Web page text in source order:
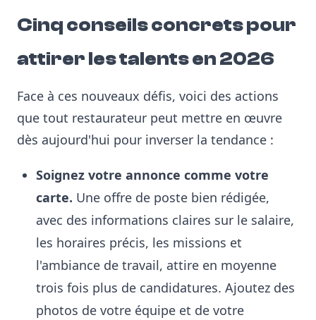
Cinq conseils concrets pour
attirer les talents en 2026
Face à ces nouveaux défis, voici des actions
que tout restaurateur peut mettre en œuvre
dès aujourd'hui pour inverser la tendance :
Soignez votre annonce comme votre
carte. Une offre de poste bien rédigée,
avec des informations claires sur le salaire,
les horaires précis, les missions et
l'ambiance de travail, attire en moyenne
trois fois plus de candidatures. Ajoutez des
photos de votre équipe et de votre